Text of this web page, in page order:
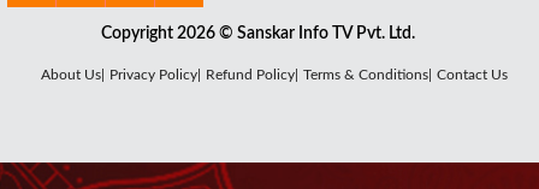
Mera Aap Ki Kripa Se Sab Kaam
Copyright 2026 © Sanskar Info TV Pvt. Ltd.
About Us| Privacy Policy| Refund Policy| Terms & Conditions| Contact Us